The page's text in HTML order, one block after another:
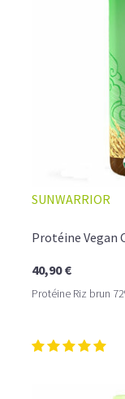
☕ LATTE
SUNWARRIOR
Protéine Vegan
40,90 €
Protéine Riz brun